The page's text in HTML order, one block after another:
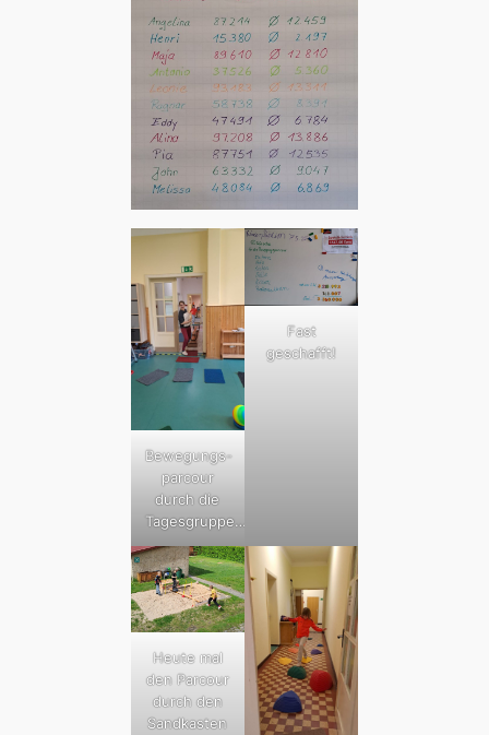
Bewegungs-
parcour
durch die
Tagesgruppe…
Fast
geschafft!
Heute mal
den Parcour
durch den
Sandkasten